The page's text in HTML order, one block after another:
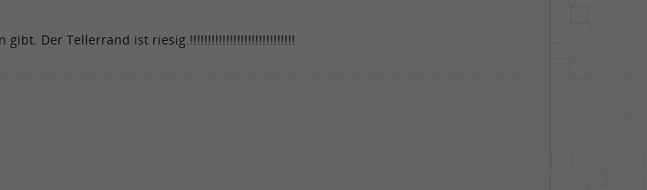
Der Tellerrand ist riesig.!!!!!!!!!!!!!!!!!!!!!!!!!!!!!